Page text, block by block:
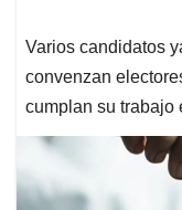
Varios candidatos
convenzan
cumplan su trabajo